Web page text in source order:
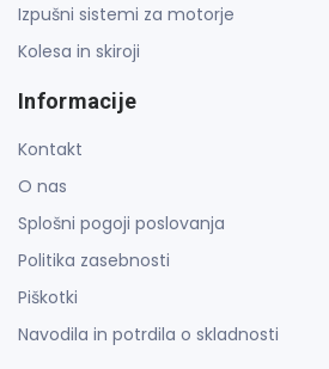
Izpušni sistemi za motorje
Kolesa in skiroji
Informacije
Kontakt
O nas
Splošni pogoji poslovanja
Politika zasebnosti
Piškotki
Navodila in potrdila o skladnosti